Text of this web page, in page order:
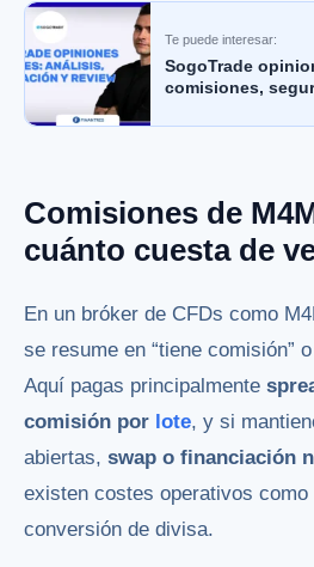
Te puede interesar:
SogoTrade
comisiones,
Comisiones de
cuánto cuesta de
En un bróker de CFDs como
se resume en “tiene comisión”
Aquí pagas principalmente
comisión por lote, y si
abiertas, swap o financiación
existen costes operativos como
conversión de divisa.